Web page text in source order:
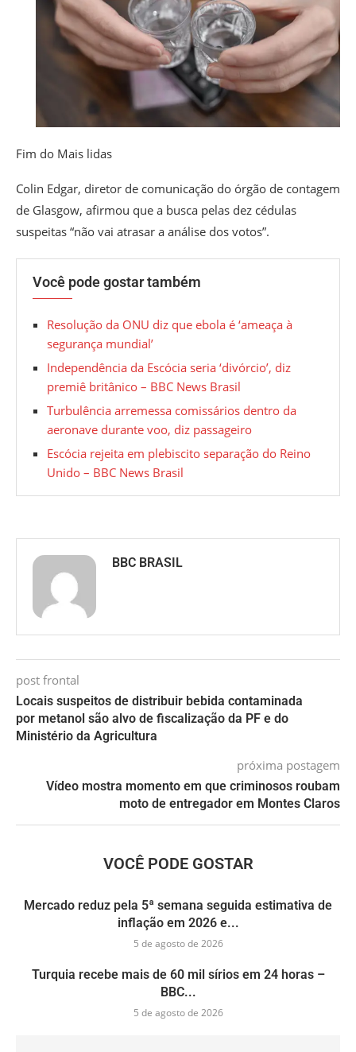
Fim do Mais lidas
Colin Edgar, diretor de comunicação do órgão de contagem
de Glasgow, afirmou que a busca pelas dez cédulas
suspeitas “não vai atrasar a análise dos votos”.
Você pode gostar também
Resolução da ONU diz que ebola é ‘ameaça à
segurança mundial’
Independência da Escócia seria ‘divórcio’, diz
premiê britânico – BBC News Brasil
Turbulência arremessa comissários dentro da
aeronave durante voo, diz passageiro
Escócia rejeita em plebiscito separação do Reino
Unido – BBC News Brasil
BBC BRASIL
post frontal
Locais suspeitos de distribuir bebida contaminada
por metanol são alvo de fiscalização da PF e do
Ministério da Agricultura
próxima postagem
Vídeo mostra momento em que criminosos roubam
moto de entregador em Montes Claros
VOCÊ PODE GOSTAR
Mercado reduz pela 5ª semana seguida estimativa de
inflação em 2026 e...
5 de agosto de 2026
Turquia recebe mais de 60 mil sírios em 24 horas –
BBC...
5 de agosto de 2026